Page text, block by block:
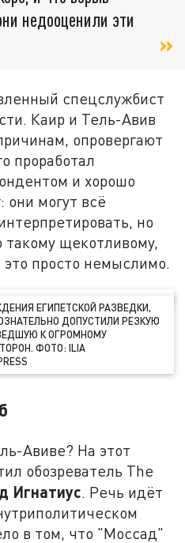
недооценили эти
спецслужбист
Каир и Тель-Авив
опровергают
проработал
и хорошо
они могут всё
но
щекотливому,
это просто немыслимо.
ЕГИПЕТСКОЙ РАЗВЕДКИ,
ДОПУСТИЛИ РЕЗКУЮ
К ОГРОМНОМУ
ФОТО: ILIA
Авиве? На этот
обозреватель The
Игнатиус. Речь идёт
в том, что "Моссад"